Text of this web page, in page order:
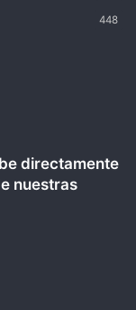
448
directamente
nuestras